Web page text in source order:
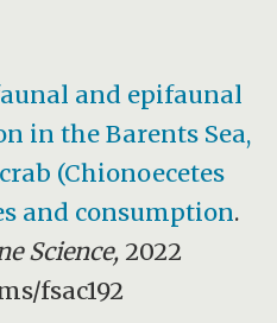
and epifaunal
in the Barents Sea,
(Chionoecetes
and consumption.
Science, 2022
fsac192